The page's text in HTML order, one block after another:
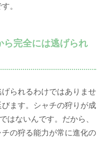
。
ら完全には逃げられ
られるわけではありませ
ます。シャチの狩りが成
はないんです。だから、
の狩る能力が常に進化の